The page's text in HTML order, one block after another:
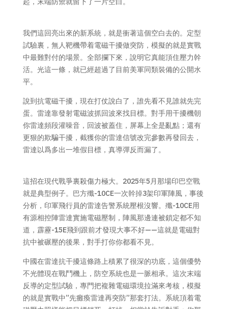
我們這回亮出來的新系統，就是衝著這個空白去的。定型
試驗裏，無人靶機帶着電磁干擾做突防，模擬的就是實戰
中最難對付的場景。全部攔下來，說明它真能頂住壓力幹
活。光這一條，就已經超過了目前美軍同類裝備的公開水
平。
說到抗電磁干擾，現在打仗說白了，誰先看不見誰就先完
蛋。雷達靠發射電磁波抓回波來找目標。對手用干擾機朝
你雷達頻段灌噪音，回波被蓋住，屏幕上全是亂點；還有
更狠的欺騙干擾，截獲你的雷達信號改完參數再發回去，
雷達以爲多出一堆假目標，真導彈反而漏了。
這招在現代戰爭裏殺傷力極大。2025年5月那場印巴空戰
就是典型例子。巴方殲-10CE一次幹掉3架印軍陣風，事後
分析，印軍飛行員的雷達告警系統壓根沒響。殲-10CE用
有源相控陣雷達實施電磁壓制，陣風那邊連被鎖定都不知
道，霹靂-15E飛到跟前才發現大事不好——這就是電磁對
抗中被碾壓的後果，對手打你你都看不見。
中國在雷達抗干擾這條路上積累了很深的功底，這個優勢
不光體現在戰鬥機上，防空系統也是一脈相承。這次末端
反導的定型試驗，專門把複雜電磁環境拉滿來考核，模擬
的就是實戰中”先癱瘓雷達再突防”那套打法。系統頂着電